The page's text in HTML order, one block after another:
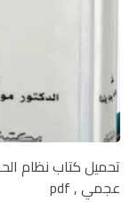
تحميل كتاب نظام
عجمي , pdf